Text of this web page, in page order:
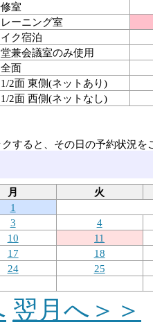
室
レーニング室
ク宿泊
兼会議室のみ使用
全面
1/2面 東側(ネットあり)
1/2面 西側(ネットなし)
すると、その日の予約状況を
月
火
1
3
4
10
11
17
18
24
25
翌月へ＞＞